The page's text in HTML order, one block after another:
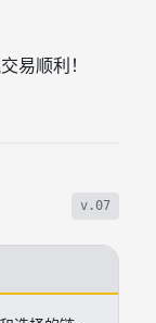
易顺利！
v.07